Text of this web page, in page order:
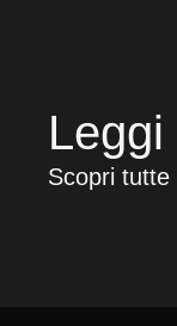
Scopri tutte